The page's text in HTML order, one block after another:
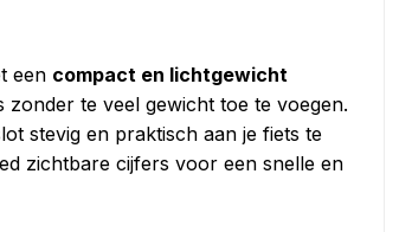
een compact en lichtgewicht
te veel gewicht toe te voegen.
stevig en praktisch aan je fiets te
zichtbare cijfers voor een snelle en